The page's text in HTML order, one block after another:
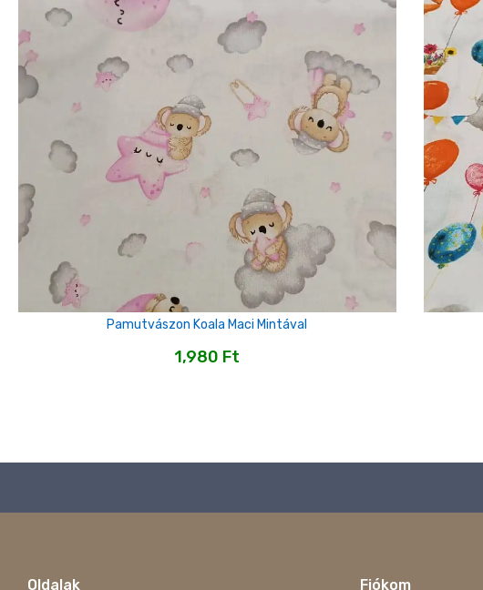
Pamutvászon Koala Maci Mintával
1,980 Ft
Oldalak Fiókom